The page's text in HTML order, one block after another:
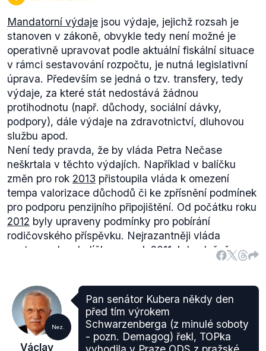
Mandatorní výdaje jsou výdaje, jejichž rozsah je
stanoven v zákoně, obvykle tedy není možné je
operativně upravovat podle aktuální fiskální situace
v rámci sestavování rozpočtu, je nutná legislativní
úprava. Především se jedná o tzv. transfery, tedy
výdaje, za které stát nedostává žádnou
protihodnotu (např. důchody, sociální dávky,
podpory), dále výdaje na zdravotnictví, dluhovou
službu apod.
Není tedy pravda, že by vláda Petra Nečase
neškrtala v těchto výdajích. Například v balíčku
změn pro rok 2013 přistoupila vláda k omezení
tempa valorizace důchodů či ke zpřísnění podmínek
pro podporu penzijního připojištění. Od počátku roku
2012 byly upraveny podmínky pro pobírání
rodičovského příspěvku. Nejrazantněji vláda
postupovala v balíčku pro rok 2011 , kdy plošně
spoření, zpřísnila podmínky pro výplatu porodného,
rodičovského příspěvku i podpory v
nezaměstnanosti.
Přesto však, jak je patrné například z grafů a tabulek
Nez.
Václav
Pan senátor Kubera někdy den
před tím výrokem
Schwarzenberga (z minulé soboty
- pozn. Demagog) řekl, TOPka